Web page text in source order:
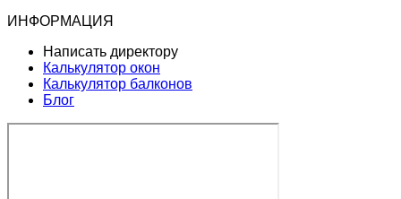
ИНФОРМАЦИЯ
Написать директору
Калькулятор окон
Калькулятор балконов
Блог